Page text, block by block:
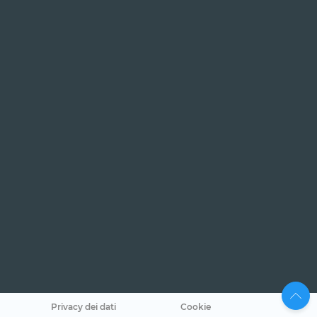
Privacy dei dati Cookie